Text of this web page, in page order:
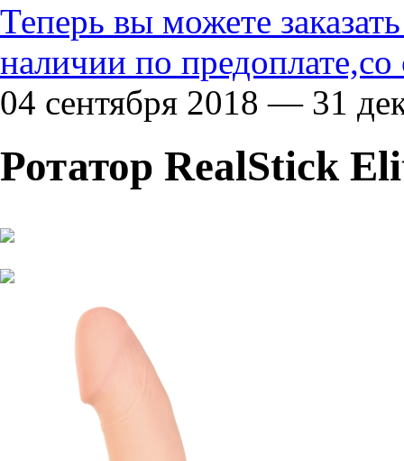
Теперь вы можете
наличии по предоплате,со
04 сентября 2018 — 31
Ротатор RealStick